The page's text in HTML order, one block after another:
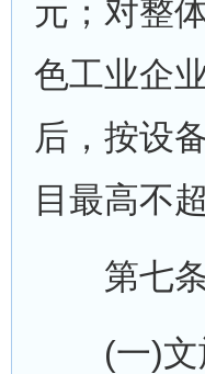
元；对整
色工业企
后，按设
目最高不
第七条
(一)文